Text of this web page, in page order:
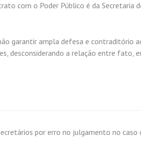
com o Poder Público é da Secretaria
garantir ampla defesa e contraditório
desconsiderando a relação entre fato,
por erro no julgamento no caso